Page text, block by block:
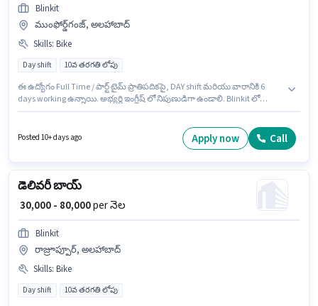
Blinkit
ముంఫోర్డ్‌గంజ్, అలహాబాద్
Skills: Bike
Day shift 10వ తరగతి లోపు
ఈ ఉద్యోగం Full Time / పార్ట్ టైమ్ ప్రాతిపదికపై, DAY shift మరియు వారానికి 6
days working ఉన్నాయి. అభ్యర్థి ఇంగ్లీష్ లో నిపుణుడిగా ఉండాలి. Blinkit లో
ఇవ్వబడుతుంది.
Posted 10+ days ago Apply now Call
డెలివరీ బాయ్
₹ 30,000 - 80,000per నెల
Blinkit
రాజ్రూప్పూర్, అలహాబాద్
Skills: Bike
Day shift 10వ తరగతి లోపు